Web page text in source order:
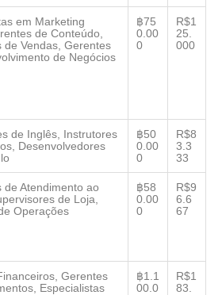
em Marketing
de Conteúdo,
de Vendas, Gerentes
de Negócios
฿75
0.00
0
R$1
25.
000
de Inglês, Instrutores
Desenvolvedores
฿50
0.00
0
R$8
3.3
33
de Atendimento ao
de Loja,
Operações
฿58
0.00
0
R$9
6.6
67
Gerentes
Especialistas
฿1.1
00.0
R$1
83.